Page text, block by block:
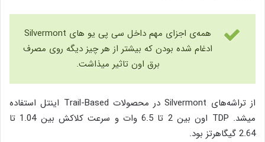
همه‌ی اجزای مهم داخل سی پی یو های Silvermont
ادغام شده بودن که بیشتر از هر چیز دیگه روی مصرف
برق اون تاثیر میذاشت.
از تراشه‌های Silvermont در محصولات Trail-Based اینتل استفاده
میشد. TDP اون بین 2 تا 6.5 وات و سرعت کلاکش بین 1.04 تا
2.64 گیگاهرتز بود.